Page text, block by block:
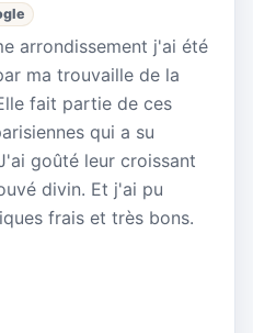
arrondissement j'ai été
ma trouvaille de la
fait partie de ces
qui a su
goûté leur croissant
divin. Et j'ai pu
frais et très bons.